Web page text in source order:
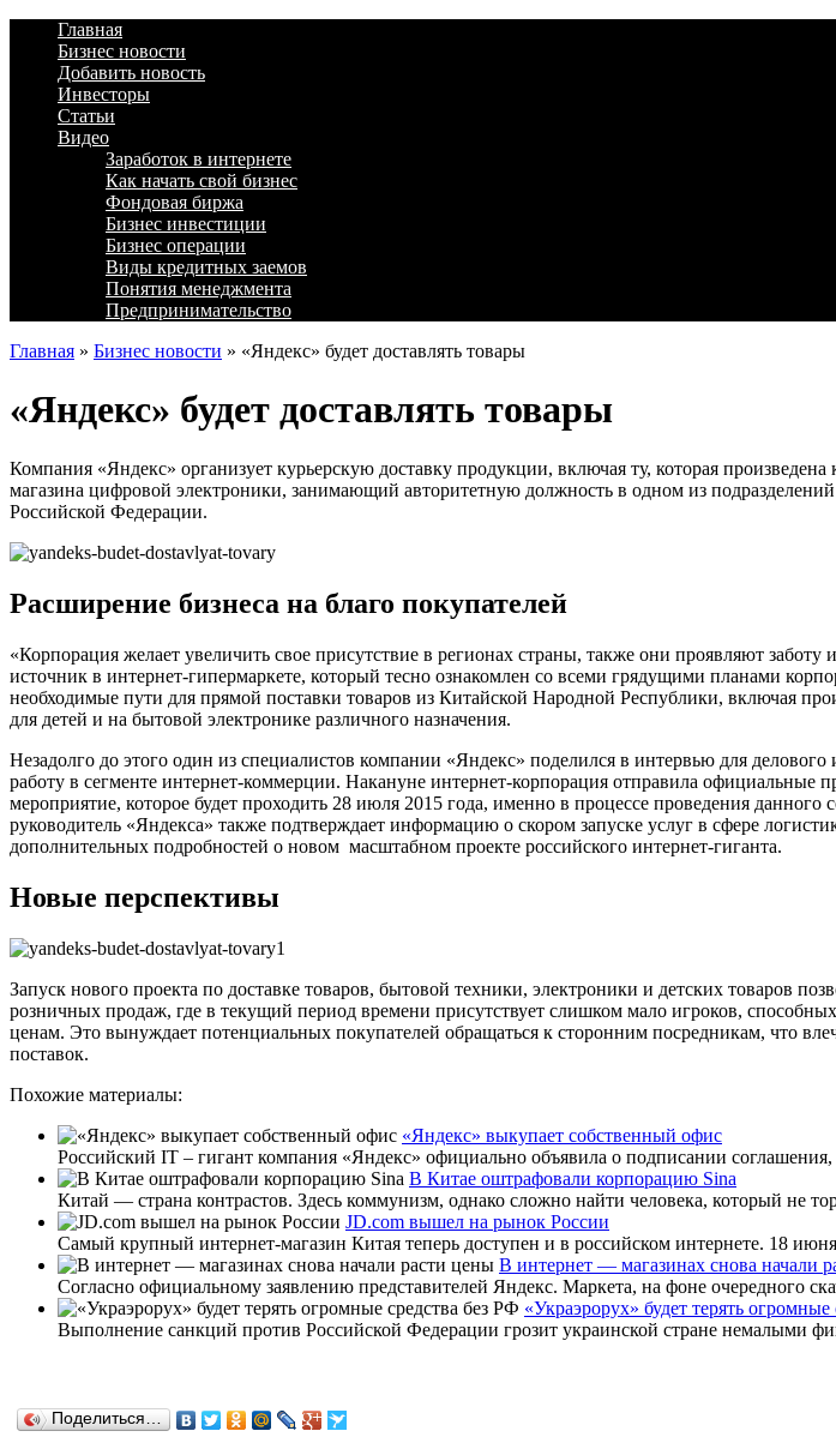
Главная
Бизнес новости
Добавить новость
Инвесторы
Статьи
Видео
Заработок в интернете
Как начать свой бизнес
Фондовая биржа
Бизнес инвестиции
Бизнес операции
Виды кредитных заемов
Понятия менеджмента
Предпринимательство
Главная » Бизнес новости » «Яндекс» будет доставлять товары
«Яндекс» будет доставлять товары
Компания «Яндекс» организует курьерскую доставку продукции, включая ту, которая
магазина цифровой электроники, занимающий авторитетную должность в одном из
Российской Федерации.
Расширение бизнеса на благо покупателей
«Корпорация желает увеличить свое присутствие в регионах страны, также они проявляют
источник в интернет-гипермаркете, который тесно ознакомлен со всеми грядущими планами
необходимые пути для прямой поставки товаров из Китайской Народной Республики, включая
для детей и на бытовой электронике различного назначения.
Незадолго до этого один из специалистов компании «Яндекс» поделился в интервью для
работу в сегменте интернет-коммерции. Накануне интернет-корпорация отправила официальные
мероприятие, которое будет проходить 28 июля 2015 года, именно в процессе проведения
руководитель «Яндекса» также подтверждает информацию о скором запуске услуг в сфере
дополнительных подробностей о новом масштабном проекте российского интернет-гиганта.
Новые перспективы
Запуск нового проекта по доставке товаров, бытовой техники, электроники и детских товаров
розничных продаж, где в текущий период времени присутствует слишком мало игроков,
ценам. Это вынуждает потенциальных покупателей обращаться к сторонним посредникам, что
поставок.
Похожие материалы:
«Яндекс» выкупает собственный офис
Российский IT – гигант компания «Яндекс» официально объявила о подписании
В Китае оштрафовали корпорацию Sina
Китай — страна контрастов. Здесь коммунизм, однако сложно найти человека, который не
JD.com вышел на рынок России
Самый крупный интернет-магазин Китая теперь доступен и в российском интернете. 18 июня
В интернет — магазинах снова начали
Согласно официальному заявлению представителей Яндекс. Маркета, на фоне очередного
«Украэрорух» будет терять
Выполнение санкций против Российской Федерации грозит украинской стране немалыми
Поделиться…